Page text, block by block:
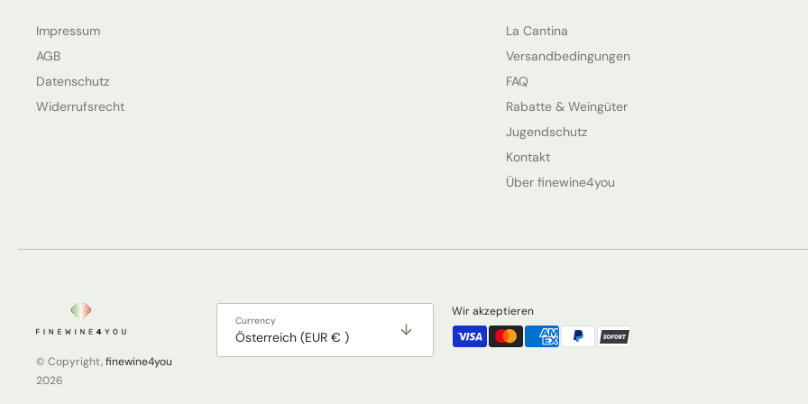
Impressum
AGB
Datenschutz
Widerrufsrecht
La Cantina
Versandbedingungen
FAQ
Rabatte & Weingüter
Jugendschutz
Kontakt
Über finewine4you
© Copyright,finewine4you
2026
Currency
Österreich (EUR € )
Wir akzeptieren